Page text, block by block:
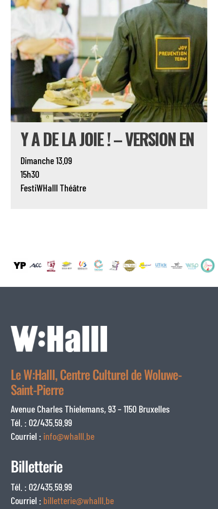
Y A DE LA JOIE ! – VERSION EN
Dimanche 13.09
15h30
FestiWHalll Théâtre
Le W:Halll, Centre Culturel de Woluwe-
Saint-Pierre
Avenue Charles Thielemans, 93 – 1150 Bruxelles
Tél. : 02/435.59.99
Courriel : info@whalll.be
Billetterie
Tél. : 02/435.59.99
Courriel : billetterie@whalll.be